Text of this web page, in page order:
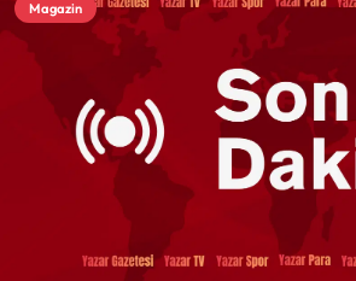
Magazin